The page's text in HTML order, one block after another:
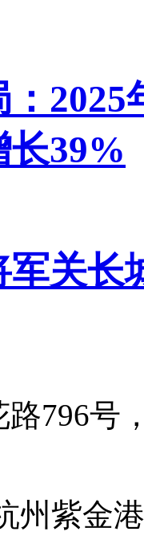
2025
长39%
关长
796号
州紫